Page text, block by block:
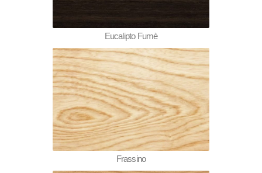
Eucalipto Fumè
Frassino